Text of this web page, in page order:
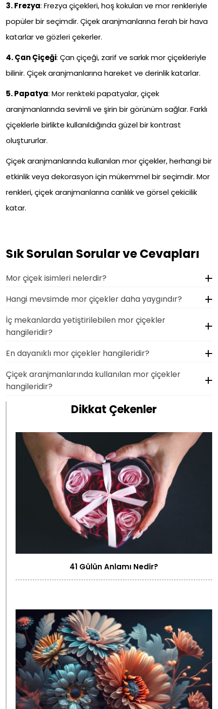
3.Frezya: Frezya çiçekleri, hoş kokuları ve mor renkleriyle
popüler bir seçimdir. Çiçek aranjmanlarına ferah bir hava
katarlar ve gözleri çekerler.
4.Çan Çiçeği: Çan çiçeği, zarif ve sarkık mor çiçekleriyle
bilinir. Çiçek aranjmanlarına hareket ve derinlik katarlar.
5.Papatya: Mor renkteki papatyalar, çiçek
aranjmanlarında sevimli ve şirin bir görünüm sağlar. Farklı
çiçeklerle birlikte kullanıldığında güzel bir kontrast
oluştururlar.
Çiçek aranjmanlarında kullanılan mor çiçekler, herhangi bir
etkinlik veya dekorasyon için mükemmel bir seçimdir. Mor
renkleri, çiçek aranjmanlarına canlılık ve görsel çekicilik
katar.
Sık Sorulan Sorular ve Cevapları
Mor çiçek isimleri nelerdir?
Hangi mevsimde mor çiçekler daha yaygındır?
İç mekanlarda yetiştirilebilen mor çiçekler
hangileridir?
En dayanıklı mor çiçekler hangileridir?
Çiçek aranjmanlarında kullanılan mor çiçekler
hangileridir?
Dikkat Çekenler
41 Gülün Anlamı Nedir?